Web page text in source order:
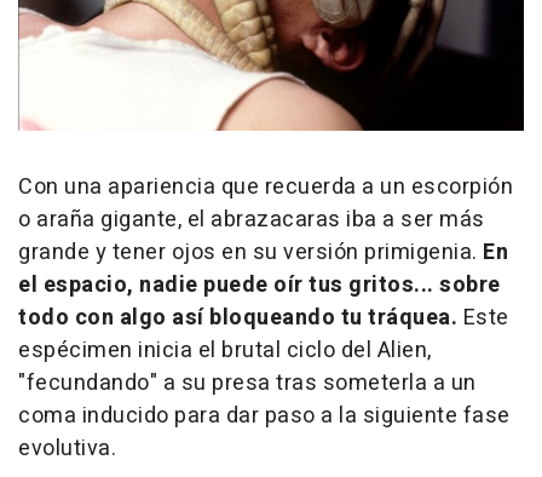
Con una apariencia que recuerda a un escorpión
o araña gigante, el abrazacaras iba a ser más
grande y tener ojos en su versión primigenia. En
el espacio, nadie puede oír tus gritos... sobre
todo con algo así bloqueando tu tráquea. Este
espécimen inicia el brutal ciclo del Alien,
"fecundando" a su presa tras someterla a un
coma inducido para dar paso a la siguiente fase
evolutiva.